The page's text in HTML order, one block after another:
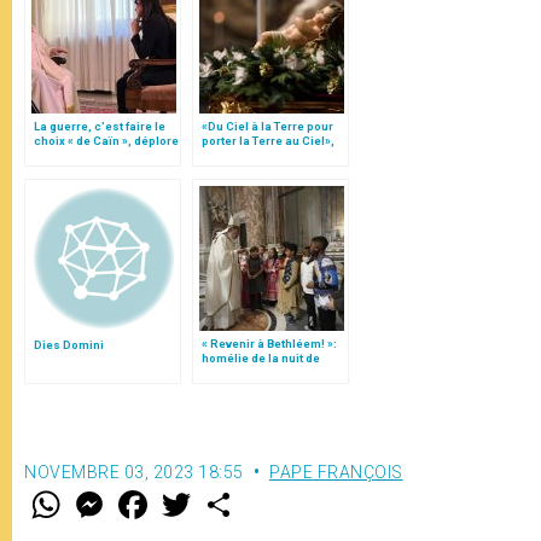
La guerre, c’est faire le
choix « de Caïn », déplore
«Du Ciel à la Terre pour
porter la Terre au Ciel»,
Dies Domini
« Revenir à Bethléem! »:
homélie de la nuit de
Noël (texte complet)
NOVEMBRE 03, 2023 18:55 PAPE FRANÇOIS
W M
e
F
a w